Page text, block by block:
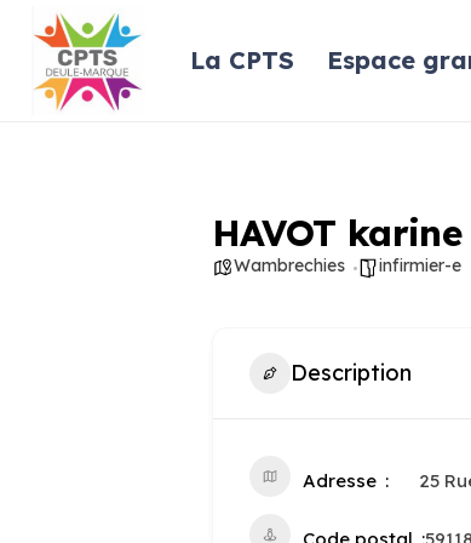
La CPTS Espace
HAVOT karine
Wambrechies infirmier-e
Description
Adresse 25
Code postal 59118